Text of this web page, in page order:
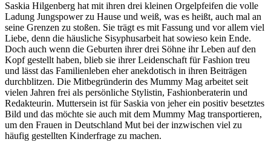
Saskia Hilgenberg hat mit ihren drei kleinen Orgelpfeifen die volle
Ladung Jungspower zu Hause und weiß, was es heißt, auch mal an
seine Grenzen zu stoßen. Sie trägt es mit Fassung und vor allem viel
Liebe, denn die häusliche Si­sy­phus­ar­beit hat sowieso kein Ende.
Doch auch wenn die Geburten ihrer drei Söhne ihr Leben auf den
Kopf gestellt haben, blieb sie ihrer Leidenschaft für Fashion treu
und lässt das Familienleben eher anekdotisch in ihren Beiträgen
durchblitzen. Die Mitbegründerin des Mummy Mag arbeitet seit
vielen Jahren frei als persönliche Stylistin, Fashionberaterin und
Redakteurin. Muttersein ist für Saskia von jeher ein positiv besetztes
Bild und das möchte sie auch mit dem Mummy Mag transportieren,
um den Frauen in Deutschland Mut bei der inzwischen viel zu
häufig gestellten Kinderfrage zu machen.